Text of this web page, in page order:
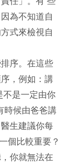
為不知道自
式來檢視自
序。在這些
，例如：講
不是一定由你
時候由爸爸講
生建議你每
個比較重要？
你就無法在